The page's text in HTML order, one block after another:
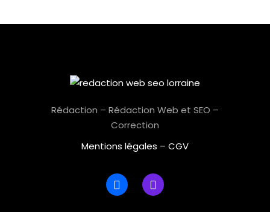
Rédaction – Rédaction Web et SEO –
Correction
Mentions légales – CGV